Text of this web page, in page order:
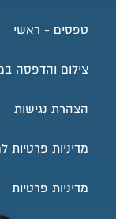
הבוקר.
במתכונת מסלולי
טפסים - ראשי
צילום והדפסה
הצהרת נגישות
מדיניות פרטיות
מדיניות פרטיות